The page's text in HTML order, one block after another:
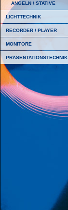
ANGELN / STATIVE
LICHTTECHNIK
RECORDER / PLAYER
MONITORE
PRÄSENTATIONSTECHNIK